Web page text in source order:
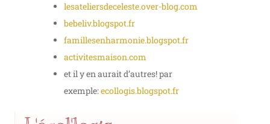
lesateliersdeceleste.over-blog.com
bebeliv.blogspot.fr
famillesenharmonie.blogspot.fr
activitesmaison.com
et il y en aurait d’autres! par
exemple:ecollogis.blogspot.fr